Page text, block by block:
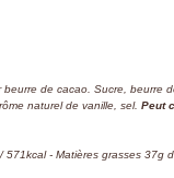
beurre de cacao. Sucre, beurre
naturel de vanille, sel. Peut
571kcal - Matières grasses 37g